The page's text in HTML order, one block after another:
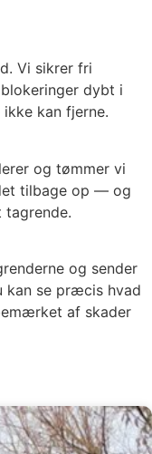
Vi sikrer fri
dybt i
kan fjerne.
og tømmer vi
tilbage op — og
og sender
kan se præcis hvad
af skader